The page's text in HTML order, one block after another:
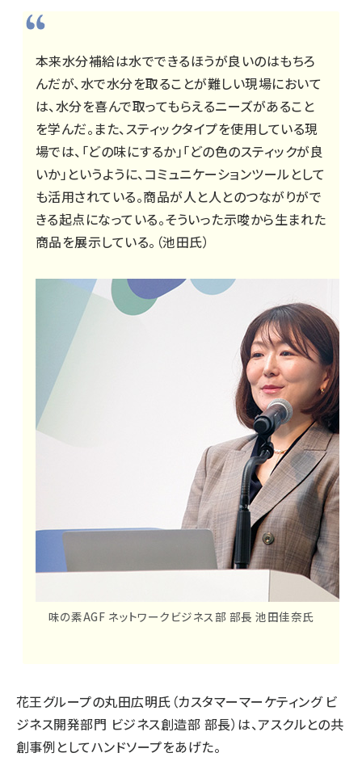
本来水分補給は水でできるほうが良いのはもちろ
んだが、水で水分を取ることが難しい現場において
は、水分を喜んで取ってもらえるニーズがあること
を学んだ。また、スティックタイプを使用している現
場では、「どの味にするか」「どの色のスティックが良
いか」というように、コミュニケーションツールとして
も活用されている。商品が人と人とのつながりがで
きる起点になっている。そういった示唆から生まれた
商品を展示している。（池田氏）
味の素AGF ネットワークビジネス部 部長 池田佳奈氏
花王グループの丸田広明氏（カスタマーマーケティング ビ
ジネス開発部門 ビジネス創造部 部長）は、アスクルとの共
創事例としてハンドソープをあげた。